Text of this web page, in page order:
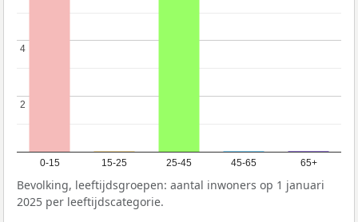
0-15 15-25 25-45 45-65 65+
2
2
4
4
Bevolking, leeftijdsgroepen: aantal inwoners op 1 januari
2025 per leeftijdscategorie.